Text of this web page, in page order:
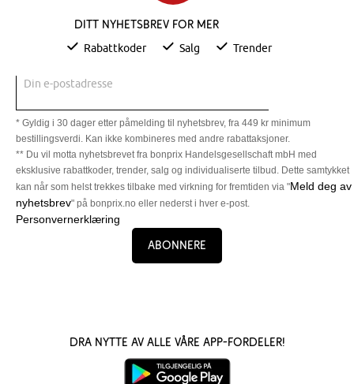
Ditt nyhetsbrev for mer
Rabattkoder Salg Trender
Din e-postadresse
* Gyldig i 30 dager etter påmelding til nyhetsbrev, fra 449 kr minimum
bestillingsverdi. Kan ikke kombineres med andre rabattaksjoner.
** Du vil motta nyhetsbrevet fra bonprix Handelsgesellschaft mbH med
eksklusive rabattkoder, trender, salg og individualiserte tilbud. Dette samtykket
kan når som helst trekkes tilbake med virkning for fremtiden via "Meld deg av
nyhetsbrev" på bonprix.no eller nederst i hver e-post.
Personvernerklæring
Abonnere
Dra nytte av alle våre app-fordeler!